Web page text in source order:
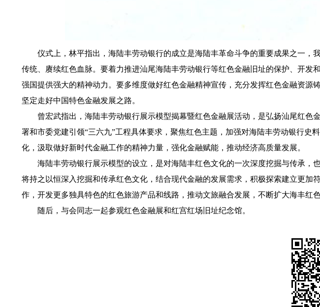
仪式上，林平指出，海陆丰劳动银行的成立是海陆丰革命斗争的重要成果之一，
传统、赓续红色血脉。要着力推进汕尾海陆丰劳动银行等红色金融旧址的保护、开
强国提供强大的精神动力。要多维度做好红色金融精神宣传，充分发挥红色金融资源
坚定走好中国特色金融发展之路。
曾宏武指出，海陆丰劳动银行展示模型揭幕暨红色金融展活动，是弘扬汕尾红色
署和市委党建引领“三六九”工程具体要求，聚焦红色主题，加强对海陆丰劳动银行
化，汲取做好新时代金融工作的精神力量，强化金融赋能，推动经济高质量发展。
海陆丰劳动银行展示模型的设立，是对海陆丰红色文化的一次深度挖掘与传承，
将持之以恒深入挖掘和传承红色文化，结合现代金融的发展需求，积极探索建立更
作，开发更多独具特色的红色旅游产品和线路，推动文旅融合发展，不断扩大海丰红
随后，与会同志一起参观红色金融展和红宫红场旧址纪念馆。